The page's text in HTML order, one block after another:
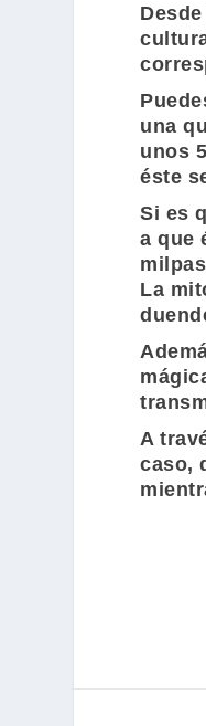
una
unos
éste
Si es
a que
La
A
caso,